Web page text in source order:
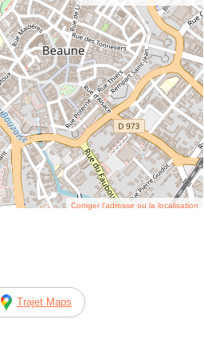
Corriger l’adresse ou la localisation
Trajet Maps